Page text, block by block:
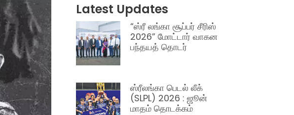
Latest Updates
“ஸ்ரீ லங்கா சூப்பர் சீரிஸ்
2026” மோட்டார் வாகன
பந்தயத் தொடர்
ஸ்ரீலங்கா பெடல் லீக்
(SLPL) 2026 : ஜூன்
மாதம் தொடக்கம்